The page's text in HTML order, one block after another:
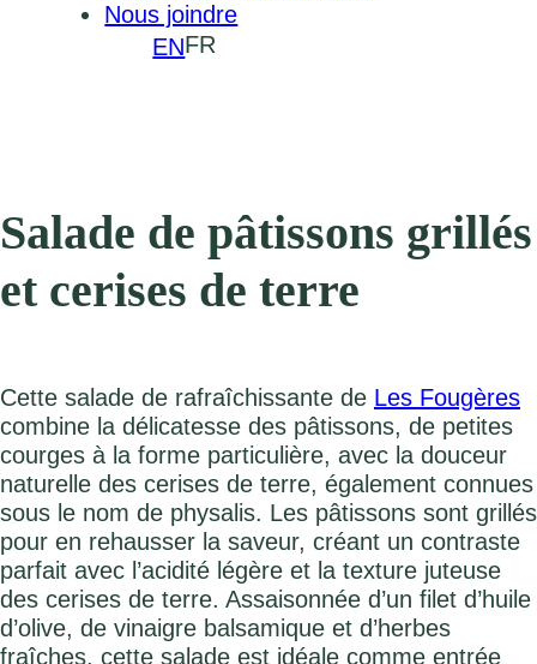
Nous joindre
ENFR
Salade de pâtissons grillés
et cerises de terre
Cette salade de rafraîchissante de Les Fougères
combine la délicatesse des pâtissons, de petites
courges à la forme particulière, avec la douceur
naturelle des cerises de terre, également connues
sous le nom de physalis. Les pâtissons sont grillés
pour en rehausser la saveur, créant un contraste
parfait avec l’acidité légère et la texture juteuse
des cerises de terre. Assaisonnée d’un filet d’huile
d’olive, de vinaigre balsamique et d’herbes
fraîches, cette salade est idéale comme entrée